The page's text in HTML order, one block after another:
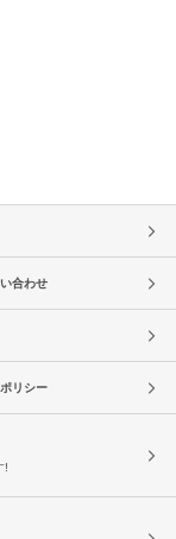
合わせ
リシー
!